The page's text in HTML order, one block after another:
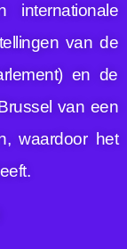
van de
en de
van een
waardoor het